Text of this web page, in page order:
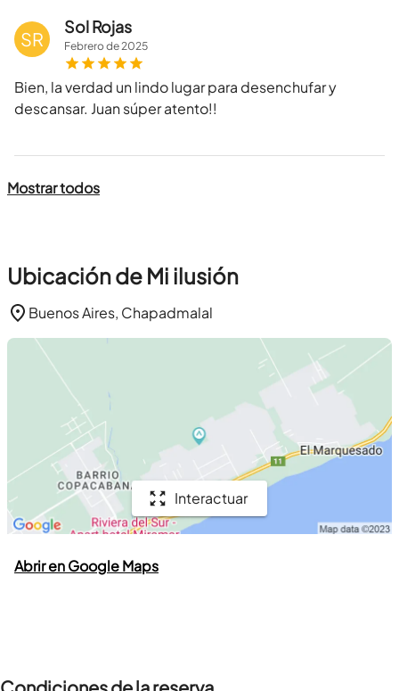
SR
Sol Rojas
Febrerode2025
Bien, la verdad un lindo lugar para desenchufar y
descansar. Juan súper atento!!
Mostrar todos
Ubicación de Mi ilusión
Buenos Aires, Chapadmalal
Interactuar
Abrir en Google Maps